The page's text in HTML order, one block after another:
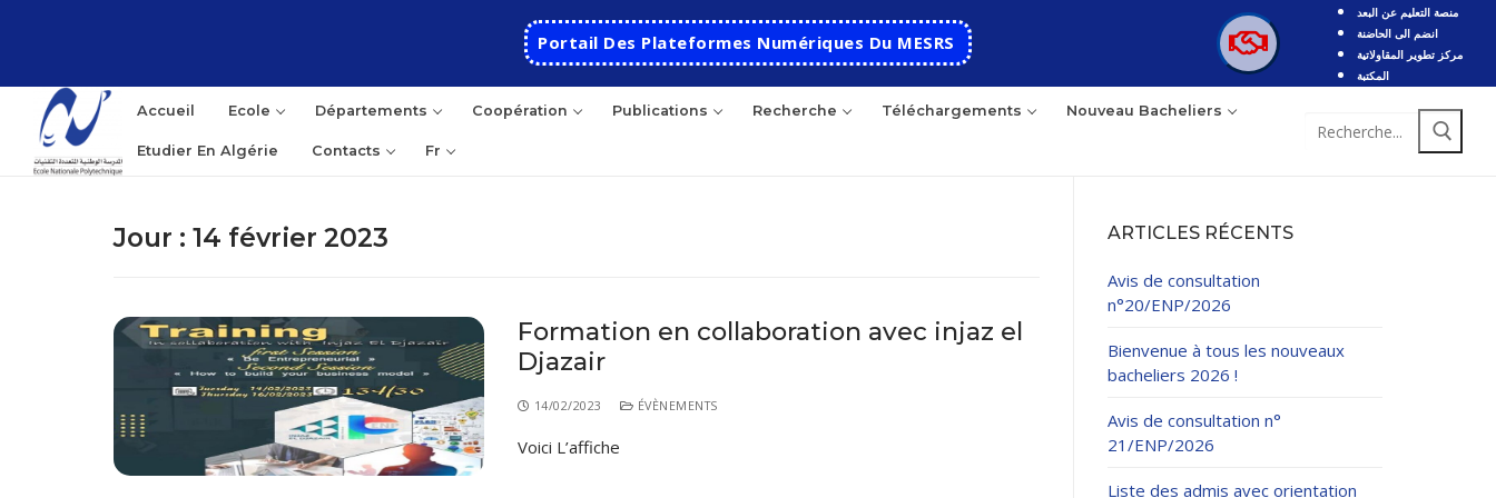
Portail Des Plateformes Numériques Du MESRS
منصة التعليم عن البعد
انضم الى الحاضنة
مركز تطوير المقاولاتية
المكتبة
Accueil Ecole Départements Coopération Publications Recherche Téléchargements Nouveau Bacheliers
Etudier En Algérie Contacts Fr
Ecole
Jour : 14 février 2023
Formation en collaboration avec injaz el
Djazair
14/02/2023 ÉVÈNEMENTS
Voici L’affiche
ARTICLES RÉCENTS
Avis de consultation
n°20/ENP/2026
Bienvenue à tous les nouveaux
bacheliers 2026 !
Avis de consultation n°
21/ENP/2026
Liste des admis avec orientation